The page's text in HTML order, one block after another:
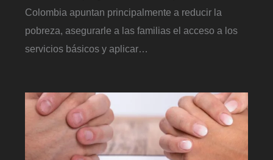
Colombia apuntan principalmente a reducir la
pobreza, asegurarle a las familias el acceso a los
servicios básicos y aplicar…